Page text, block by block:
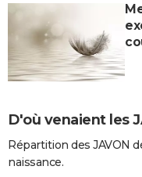
D'où venaient les
Répartition des JAVON
naissance.